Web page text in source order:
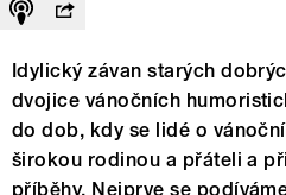
Idylický závan starých
dvojice vánočních
do dob, kdy se lidé o
širokou rodinou a přáteli a
příběhy. Nejprve se